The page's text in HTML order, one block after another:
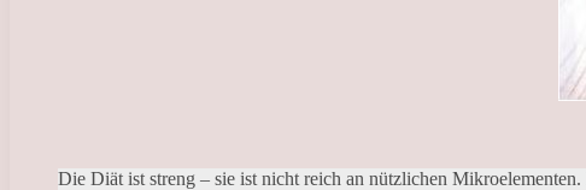
Die Diät ist streng – sie ist nicht reich an nützlichen